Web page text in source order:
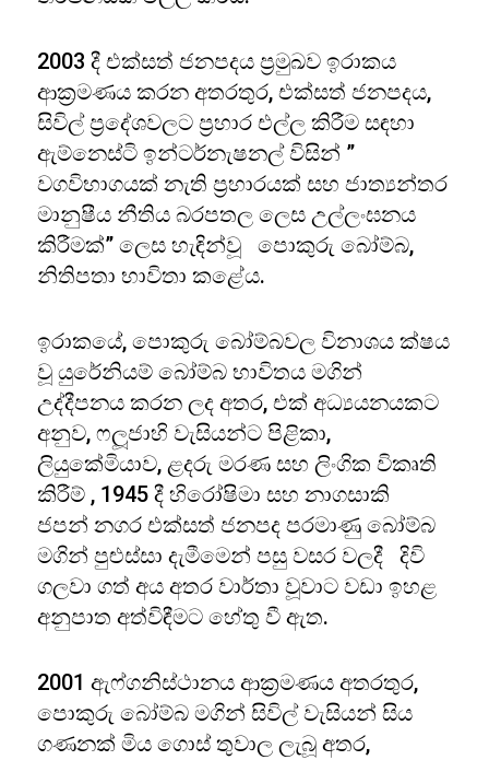
2003 දී එක්සත් ජනපදය ප්‍රමුඛව ඉරාකය
ආක්‍රමණය කරන අතරතුර, එක්සත් ජනපදය,
සිවිල් ප්‍රදේශවලට ප්‍රහාර එල්ල කිරීම සඳහා
ඇම්නෙස්ටි ඉන්ටර්නැෂනල් විසින් ”
වගවිභාගයක් නැති ප්‍රහාරයක් සහ ජාත්‍යන්තර
මානුෂීය නීතිය බරපතල ලෙස උල්ලංඝනය
කිරීමක්” ලෙස හැඳින්වූ පොකුරු බෝම්බ,
නිතිපතා භාවිතා කළේය.
ඉරාකයේ, පොකුරු බෝම්බවල විනාශය ක්ෂය
වූ යුරේනියම් බෝම්බ භාවිතය මගින්
උද්දීපනය කරන ලද අතර, එක් අධ්‍යයනයකට
අනුව, ෆලූජාහි වැසියන්ට පිළිකා,
ලියුකේමියාව, ළදරු මරණ සහ ලිංගික විකෘති
කිරීම් , 1945 දී හිරෝෂිමා සහ නාගසාකි
ජපන් නගර එක්සත් ජනපද පරමාණු බෝම්බ
මගින් පුළුස්සා දැමීමෙන් පසු වසර වලදී දිවි
ගලවා ගත් අය අතර වාර්තා වූවාට වඩා ඉහළ
අනුපාත අත්විඳීමට හේතු වී ඇත.
2001 ඇෆ්ගනිස්ථානය ආක්‍රමණය අතරතුර,
පොකුරු බෝම්බ මගින් සිවිල් වැසියන් සිය
ගණනක් මිය ගොස් තුවාල ලැබූ අතර,